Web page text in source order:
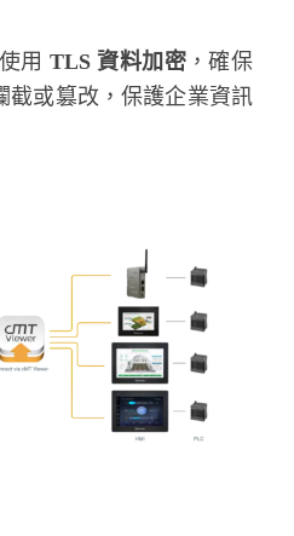
使用 TLS 資料加密 ，確保
截或篡改，保護企業資訊